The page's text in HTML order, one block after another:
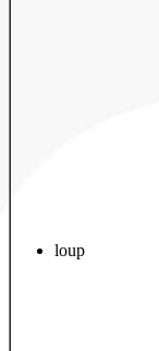
loup